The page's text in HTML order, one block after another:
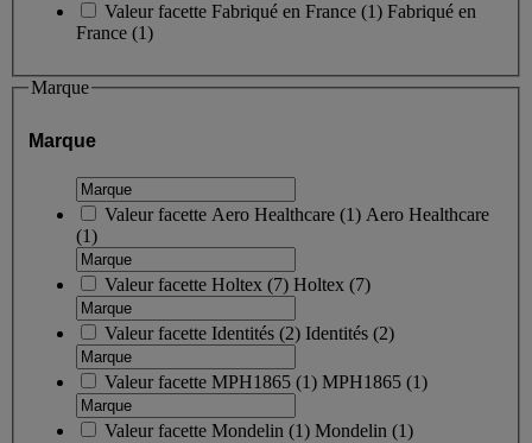
Valeur facette Fabriqué en France (1) Fabriqué en
France (1)
Marque
Marque
Valeur facette Aero Healthcare (1) Aero Healthcare
(1)
Valeur facette Holtex (7) Holtex (7)
Valeur facette Identités (2) Identités (2)
Valeur facette MPH1865 (1) MPH1865 (1)
Valeur facette Mondelin (1) Mondelin (1)